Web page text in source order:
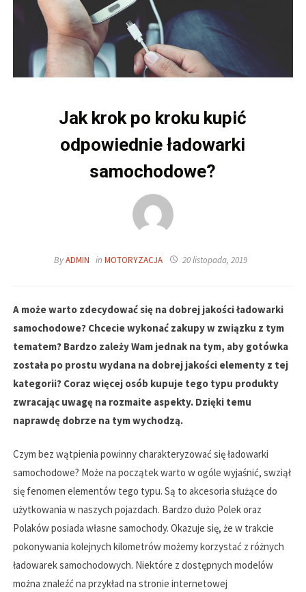
Jak krok po kroku kupić
odpowiednie ładowarki
samochodowe?
ByADMIN inMOTORYZACJA 20 listopada, 2019
A może warto zdecydować się na dobrej jakości ładowarki
samochodowe? Chcecie wykonać zakupy w związku z tym
tematem? Bardzo zależy Wam jednak na tym, aby gotówka
została po prostu wydana na dobrej jakości elementy z tej
kategorii? Coraz więcej osób kupuje tego typu produkty
zwracając uwagę na rozmaite aspekty. Dzięki temu
naprawdę dobrze na tym wychodzą.
Czym bez wątpienia powinny charakteryzować się ładowarki
samochodowe? Może na początek warto w ogóle wyjaśnić, swziął
się fenomen elementów tego typu. Są to akcesoria służące do
użytkowania w naszych pojazdach. Bardzo dużo Polek oraz
Polaków posiada własne samochody. Okazuje się, że w trakcie
pokonywania kolejnych kilometrów możemy korzystać z różnych
ładowarek samochodowych. Niektóre z dostępnych modelów
można znaleźć na przykład na stronie internetowej